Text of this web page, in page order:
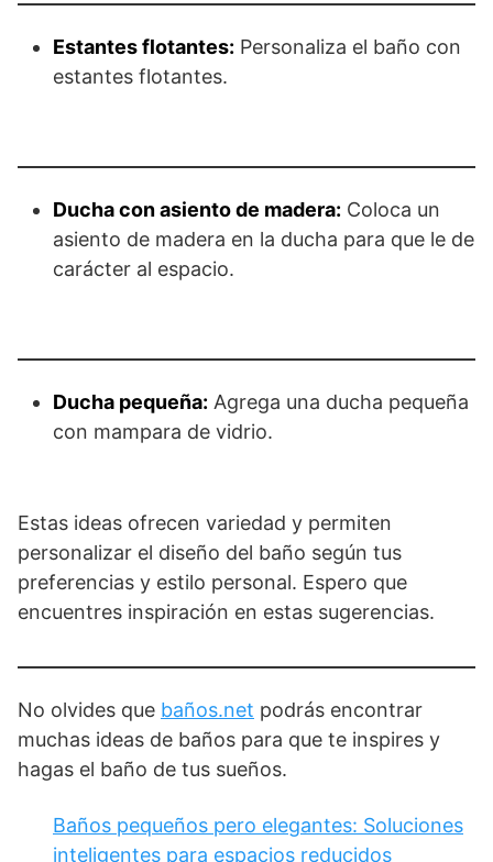
Estantes flotantes: Personaliza el baño con
estantes flotantes.
Ducha con asiento de madera: Coloca un
asiento de madera en la ducha para que le de
carácter al espacio.
Ducha pequeña: Agrega una ducha pequeña
con mampara de vidrio.
Estas ideas ofrecen variedad y permiten
personalizar el diseño del baño según tus
preferencias y estilo personal. Espero que
encuentres inspiración en estas sugerencias.
No olvides que baños.net podrás encontrar
muchas ideas de baños para que te inspires y
hagas el baño de tus sueños.
Baños pequeños pero elegantes: Soluciones
inteligentes para espacios reducidos